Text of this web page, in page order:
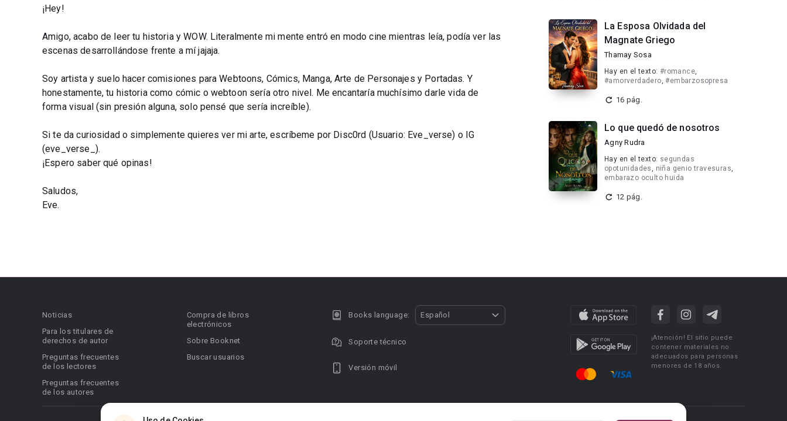
¡Hey!
Amigo, acabo de leer tu historia y WOW. Literalmente mi mente entró en modo cine mientras leía, podía ver las
escenas desarrollándose frente a mí jajaja.
Soy artista y suelo hacer comisiones para Webtoons, Cómics, Manga, Arte de Personajes y Portadas. Y
honestamente, tu historia como cómic o webtoon sería otro nivel. Me encantaría muchísimo darle vida de
forma visual (sin presión alguna, solo pensé que sería increíble).
Si te da curiosidad o simplemente quieres ver mi arte, escríbeme por Disc0rd (Usuario: Eve_verse) o IG
(eve_verse_).
¡Espero saber qué opinas!
Saludos,
Eve.
La Esposa Olvidada del
Magnate Griego
Thamay Sosa
Hay en el texto: #romance,
#amorverdadero,#embarzosopresa
16 pág.
Lo que quedó de nosotros
Agny Rudra
Hay en el texto: segundas
opotunidades, niña genio travesuras,
embarazo oculto huida
12 pág.
Noticias
Para los titulares de
derechos de autor
Preguntas frecuentes
de los lectores
Preguntas frecuentes
de los autores
Compra de libros
electrónicos
Sobre Booknet
Buscar usuarios
Books language: Español
Soporte técnico
Versión móvil
¡Atención! El sitio puede
contener materiales no
adecuados para personas
menores de 18 años.